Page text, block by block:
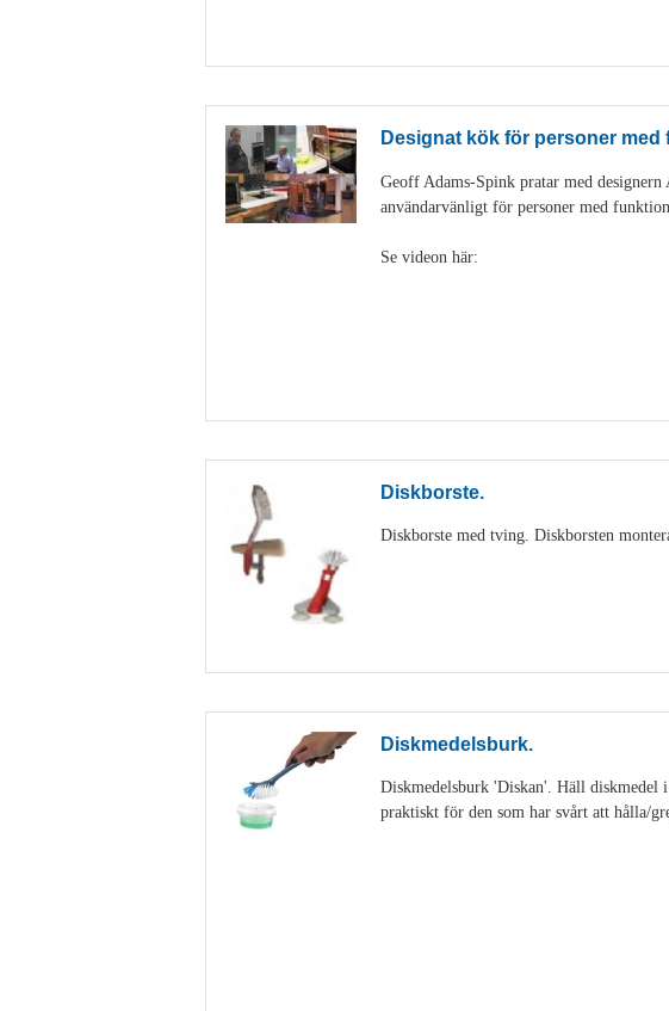
Designat kök för personer
Geoff Adams-Spink pratar med
användarvänligt för personer med
Se videon här:
Diskborste.
Diskborste med tving. Diskborsten
Diskmedelsburk.
Diskmedelsburk 'Diskan'. Häll diskmedel
praktiskt för den som har svårt att hålla/